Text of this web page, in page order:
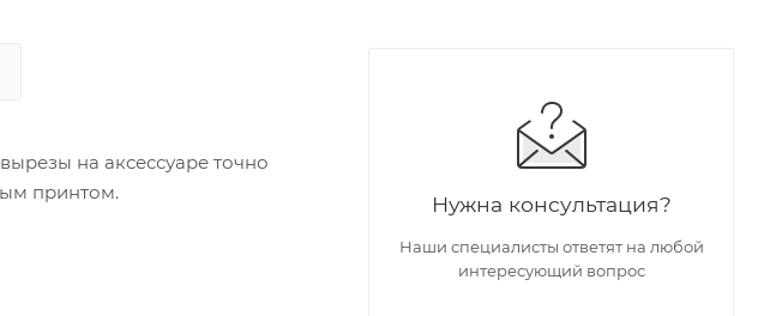
на аксессуаре точно
принтом.
Нужна консультация?
Наши специалисты ответят на любой
интересующий вопрос